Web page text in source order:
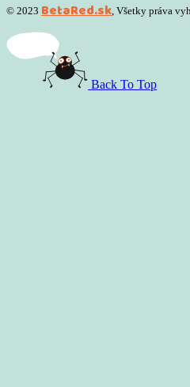
© 2023 BetaRed.sk, Všetky práva
Back To Top